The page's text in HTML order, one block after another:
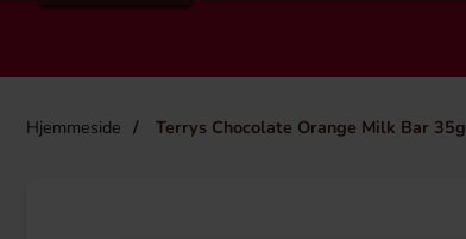
Hjemmeside Terrys Chocolate Orange Milk Bar 35g